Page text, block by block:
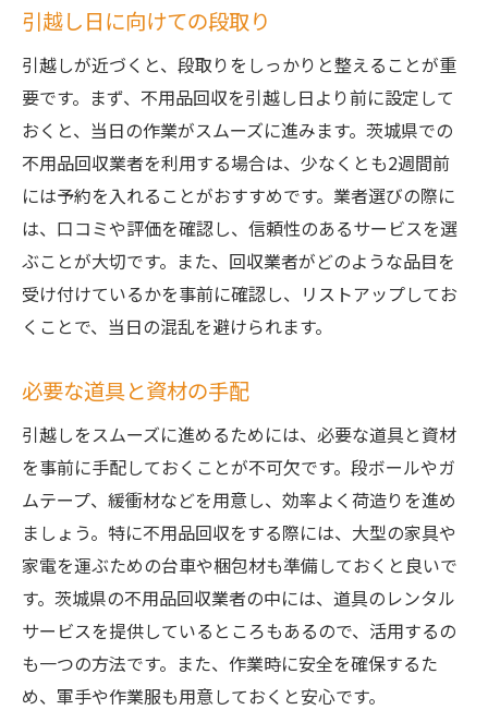
エコを意識したサービスの選択
実績ある業者の過去事例を調査
地元密着型業者の利点を活かす
回収後の処理方法を確認する
引越し前の不用品回収で失敗しないために知っ
ておくべきこと
不用品分類の基本を学ぶ
引越しまでのタイムラインを設定
各自治体の不用品回収規則を把握
事前に必要な許可証の取得
トラブル時の対応策を考えておく
限られた時間を活用した不用品回収のスケジュ
ール術
タイムマネジメントのコツ
短期間で効率よく片付ける方法
進捗管理で計画を円滑に進める
休憩の取り方とリフレッシュ法
効率的な作業のための準備
引越し日に向けての段取り
引越しが近づくと、段取りをしっかりと整えることが重
要です。まず、不用品回収を引越し日より前に設定して
おくと、当日の作業がスムーズに進みます。茨城県での
不用品回収業者を利用する場合は、少なくとも2週間前
には予約を入れることがおすすめです。業者選びの際に
は、口コミや評価を確認し、信頼性のあるサービスを選
ぶことが大切です。また、回収業者がどのような品目を
受け付けているかを事前に確認し、リストアップしてお
くことで、当日の混乱を避けられます。
必要な道具と資材の手配
引越しをスムーズに進めるためには、必要な道具と資材
を事前に手配しておくことが不可欠です。段ボールやガ
ムテープ、緩衝材などを用意し、効率よく荷造りを進め
ましょう。特に不用品回収をする際には、大型の家具や
家電を運ぶための台車や梱包材も準備しておくと良いで
す。茨城県の不用品回収業者の中には、道具のレンタル
サービスを提供しているところもあるので、活用するの
も一つの方法です。また、作業時に安全を確保するた
め、軍手や作業服も用意しておくと安心です。